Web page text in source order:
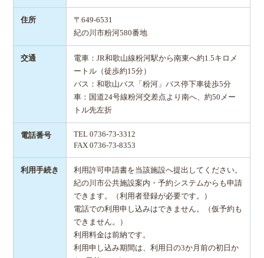
住所
〒649-6531
紀の川市粉河580番地
交通
電車：JR和歌山線粉河駅から南東へ約1.5キロメ
ートル（徒歩約15分）
バス：和歌山バス「粉河」バス停下車徒歩5分
車：国道24号線粉河交差点より南へ、約50メー
トル先左折
電話番号
TEL 0736-73-3312
FAX 0736-73-8353
利用手続き
利用許可申請書を当該施設へ提出してください。
紀の川市公共施設案内・予約システムからも申請
できます。（利用者登録が必要です。）
電話での利用申し込みはできません。（仮予約も
できません。）
利用料金は前納です。
利用申し込み期間は、利用日の3か月前の初日か